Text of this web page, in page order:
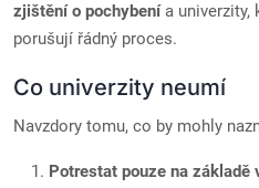
zjištění o pochybenía univerzity,
porušují řádný proces.
Co univerzity neumí
Navzdory tomu, co by mohly
Potrestat pouze na základě